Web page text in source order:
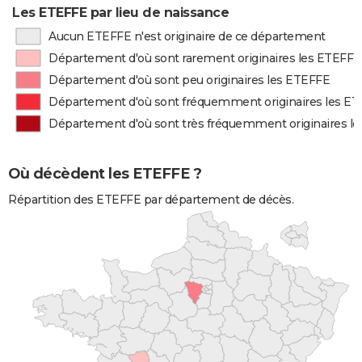
Les ETEFFE par lieu de naissance
Aucun ETEFFE n'est originaire de ce département
Département d'où sont rarement originaires les ETEFFE
Département d'où sont peu originaires les ETEFFE
Département d'où sont fréquemment originaires les
Département d'où sont très fréquemment originaires
Où décèdent les ETEFFE ?
Répartition des ETEFFE par département de décès.